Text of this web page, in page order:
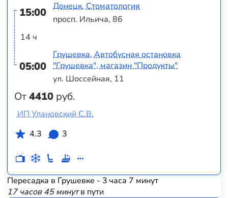
15:00
14 ч
05:00
От4410 руб.
Донецк, Стоматология
просп. Ильича, 86
Грушевка, Автобусная остановка
"Грушевка", магазин "Продукты"
ул. Шоссейная, 11
ИП Улановский С.В.
4.3
3
Пересадка в Грушевке - 3 часа 7 минут
17 часов 45 минутв пути